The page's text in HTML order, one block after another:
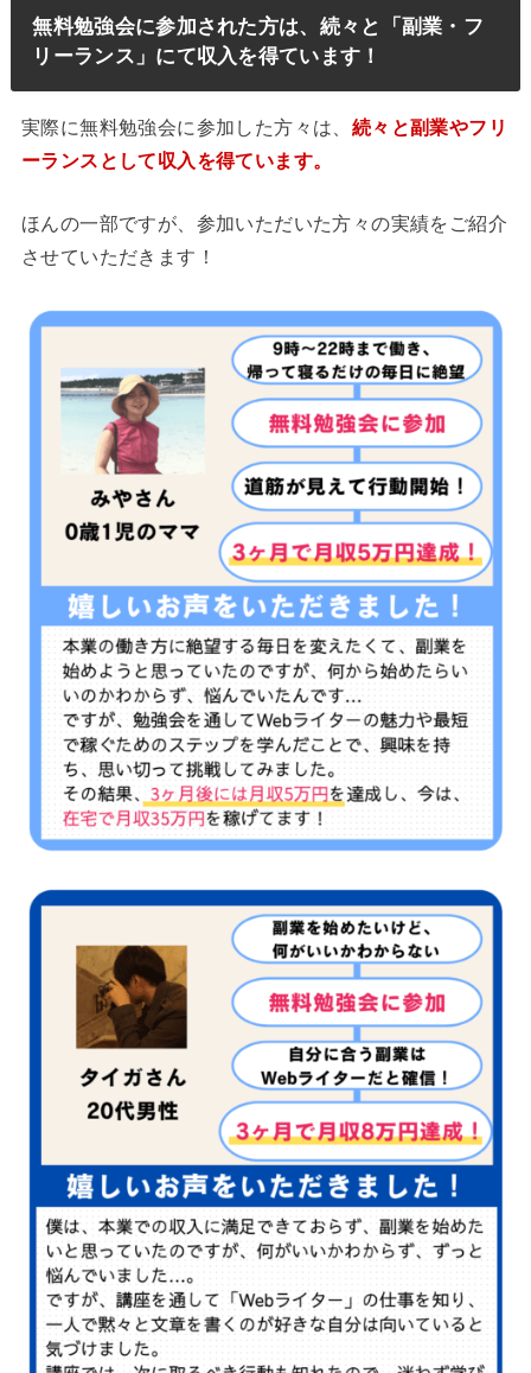
無料勉強会に参加された方は、続々と「副業・フ
リーランス」にて収入を得ています！
実際に無料勉強会に参加した方々は、 続々と副業やフリ
ーランスとして収入を得ています。
ほんの一部ですが、参加いただいた方々の実績をご紹介
させていただきます！